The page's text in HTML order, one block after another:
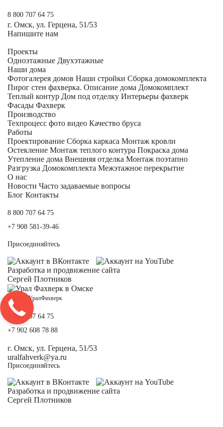
8 800 707 64 75
г. Омск, ул. Герцена, 51/53
Напишите нам
Проекты
Одноэтажные Двухэтажные
Наши дома
Фотогалерея домов Наши стройки Сборка домокомплекта
Пирог стен фахверка. Описание дома Домокомплект
Теплый контур Дом под отделку Интерьеры фахверк
Фасады Фахверк
Производство
Техпроцесс фото видео Качество бруса
Работы
Проектирование Сборка каркаса Монтаж кровли
Остекление Монтаж теплого контура Покраска дома
Утепление дома Внешняя отделка Монтаж поэтапно
Разгрузка Домокомплекта Межэтажное перекрытие
О нас
Новости Часто задаваемые вопросы
Блог Контакты
8 800 707 64 75
+7 908 581-39-46
Присоединяйтесь
Разработка и продвижение сайта
Сергей Плотников
© 2022, УралФахверк
8 800 707 64 75
+7 902 608 78 88
г. Омск, ул. Герцена, 51/53
uralfahverk@ya.ru
Присоединяйтесь
Разработка и продвижение сайта
Сергей Плотников